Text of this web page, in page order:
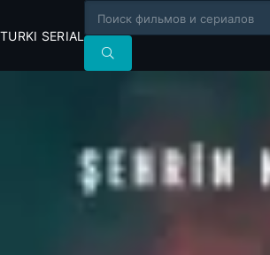
TURKI SERIAL